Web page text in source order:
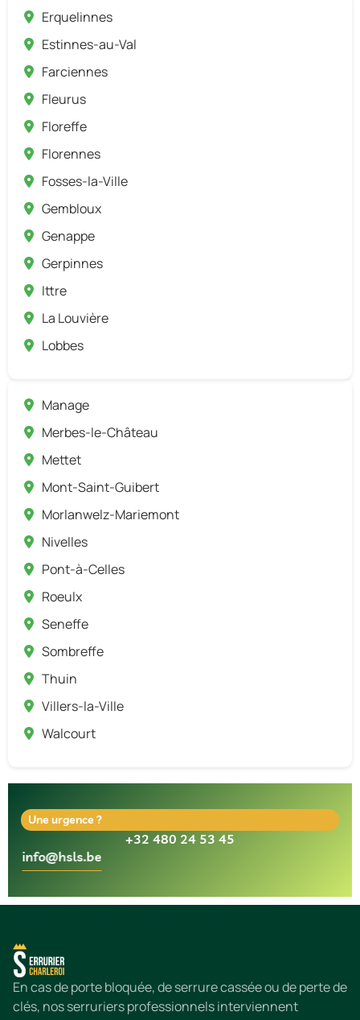
Erquelinnes
Estinnes-au-Val
Farciennes
Fleurus
Floreffe
Florennes
Fosses-la-Ville
Gembloux
Genappe
Gerpinnes
Ittre
La Louvière
Lobbes
Manage
Merbes-le-Château
Mettet
Mont-Saint-Guibert
Morlanwelz-Mariemont
Nivelles
Pont-à-Celles
Roeulx
Seneffe
Sombreffe
Thuin
Villers-la-Ville
Walcourt
Une urgence ?
+32 480 24 53 45
info@hsls.be
En cas de porte bloquée, de serrure cassée ou de perte de
clés, nos serruriers professionnels interviennent